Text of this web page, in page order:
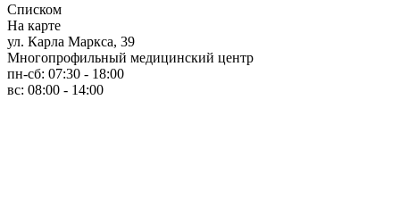
Списком
На карте
ул. Карла Маркса, 39
Многопрофильный медицинский центр
пн-сб: 07:30 - 18:00
вс: 08:00 - 14:00